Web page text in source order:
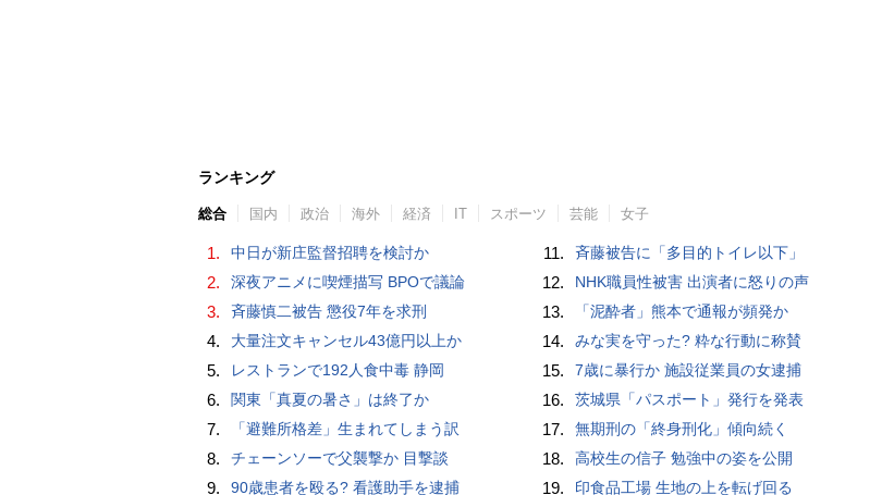
ランキング
総合 国内 政治 海外 経済 IT スポーツ 芸能 女子
1. 中日が新庄監督招聘を検討か
2. 深夜アニメに喫煙描写 BPOで議論
3. 斉藤慎二被告 懲役7年を求刑
4. 大量注文キャンセル43億円以上か
5. レストランで192人食中毒 静岡
6. 関東「真夏の暑さ」は終了か
7. 「避難所格差」生まれてしまう訳
8. チェーンソーで父襲撃か 目撃談
9. 90歳患者を殴る? 看護助手を逮捕
11. 斉藤被告に「多目的トイレ以下」
12. NHK職員性被害 出演者に怒りの声
13. 「泥酔者」熊本で通報が頻発か
14. みな実を守った? 粋な行動に称賛
15. 7歳に暴行か 施設従業員の女逮捕
16. 茨城県「パスポート」発行を発表
17. 無期刑の「終身刑化」傾向続く
18. 高校生の信子 勉強中の姿を公開
19. 印食品工場 生地の上を転げ回る